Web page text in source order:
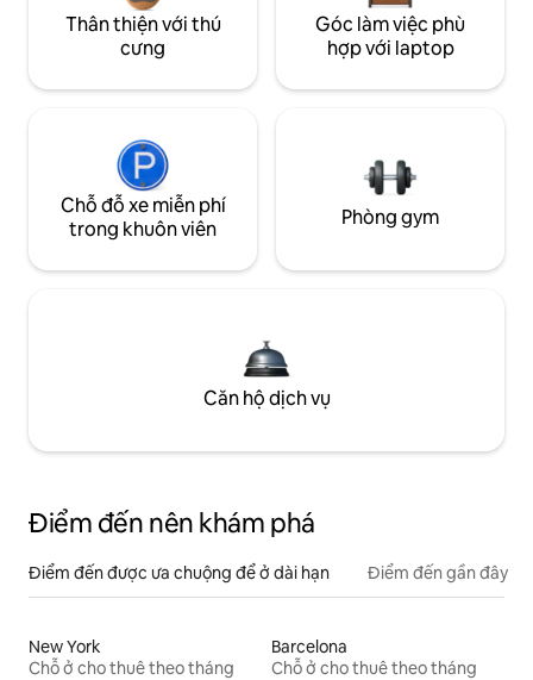
Thân thiện với thú
cưng
Góc làm việc phù
hợp với laptop
Chỗ đỗ xe miễn phí
trong khuôn viên
Phòng gym
Căn hộ dịch vụ
Điểm đến nên khám phá
Điểm đến được ưa chuộng để ở dài hạn Điểm đến gần đây
New York
Chỗ ở cho thuê theo tháng
Barcelona
Chỗ ở cho thuê theo tháng